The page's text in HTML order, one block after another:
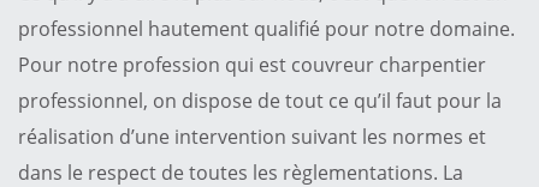
professionnel hautement qualifié pour notre domaine.
Pour notre profession qui est couvreur charpentier
professionnel, on dispose de tout ce qu’il faut pour la
réalisation d’une intervention suivant les normes et
dans le respect de toutes les règlementations. La